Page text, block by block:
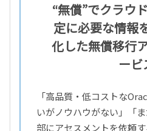
“無償”でクラウ
定に必要な情報
化した無償移行
ービ
「高品質・低コストな
いがノウハウがない」「
部にアセスメントを依頼